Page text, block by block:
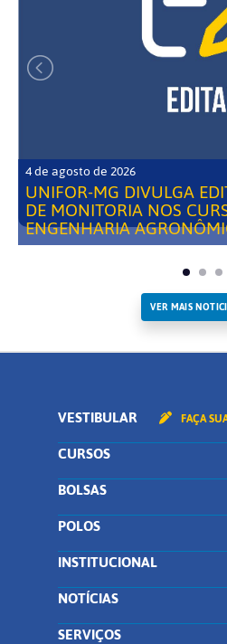
4 de agosto de 2026
UNIFOR-MG DIVULGA
DE MONITORIA NOS
ENGENHARIA
VER MAIS
VESTIBULAR FAÇA
CURSOS
BOLSAS
POLOS
INSTITUCIONAL
NOTÍCIAS
SERVIÇOS